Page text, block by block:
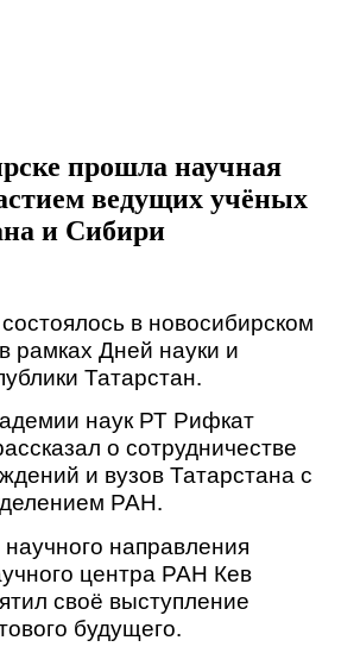
прошла научная
ведущих учёных
и Сибири
в новосибирском
рамках Дней науки и
Татарстан.
наук РТ Рифкат
о сотрудничестве
и вузов Татарстана с
РАН.
направления
центра РАН Кев
своё выступление
будущего.